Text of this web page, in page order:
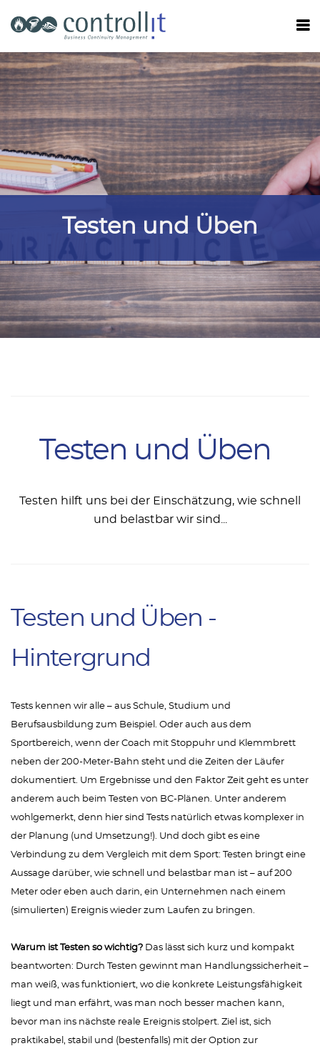
Testen und Üben
Testen und Üben
Testen hilft uns bei der Einschätzung, wie schnell
und belastbar wir sind...
Testen und Üben -
Hintergrund
Tests kennen wir alle – aus Schule, Studium und
Berufsausbildung zum Beispiel. Oder auch aus dem
Sportbereich, wenn der Coach mit Stoppuhr und Klemmbrett
neben der 200-Meter-Bahn steht und die Zeiten der Läufer
dokumentiert. Um Ergebnisse und den Faktor Zeit geht es unter
anderem auch beim Testen von BC-Plänen. Unter anderem
wohlgemerkt, denn hier sind Tests natürlich etwas komplexer in
der Planung (und Umsetzung!). Und doch gibt es eine
Verbindung zu dem Vergleich mit dem Sport: Testen bringt eine
Aussage darüber, wie schnell und belastbar man ist – auf 200
Meter oder eben auch darin, ein Unternehmen nach einem
(simulierten) Ereignis wieder zum Laufen zu bringen.
Warum ist Testen so wichtig? Das lässt sich kurz und kompakt
beantworten: Durch Testen gewinnt man Handlungssicherheit –
man weiß, was funktioniert, wo die konkrete Leistungsfähigkeit
liegt und man erfährt, was man noch besser machen kann,
bevor man ins nächste reale Ereignis stolpert. Ziel ist, sich
praktikabel, stabil und (bestenfalls) mit der Option zur